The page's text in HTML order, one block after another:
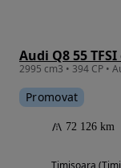
Audi Q8 55
Promovat
72 126 km